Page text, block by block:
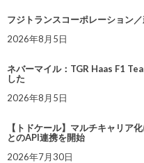
フジトランスコーポレーション
2026年8月5日
ネバーマイル：TGR Haas F1
した
2026年8月5日
【トドケール】マルチキャリア
とのAPI連携を開始
2026年7月30日